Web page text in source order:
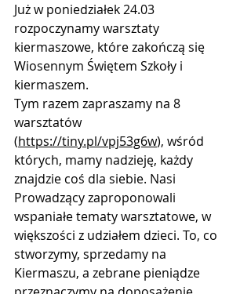
Już w poniedziałek 24.03
rozpoczynamy warsztaty
kiermaszowe, które zakończą się
Wiosennym Świętem Szkoły i
kiermaszem.
Tym razem zapraszamy na 8
warsztatów
(https://tiny.pl/vpj53g6w), wśród
których, mamy nadzieję, każdy
znajdzie coś dla siebie. Nasi
Prowadzący zaproponowali
wspaniałe tematy warsztatowe, w
większości z udziałem dzieci. To, co
stworzymy, sprzedamy na
Kiermaszu, a zebrane pieniądze